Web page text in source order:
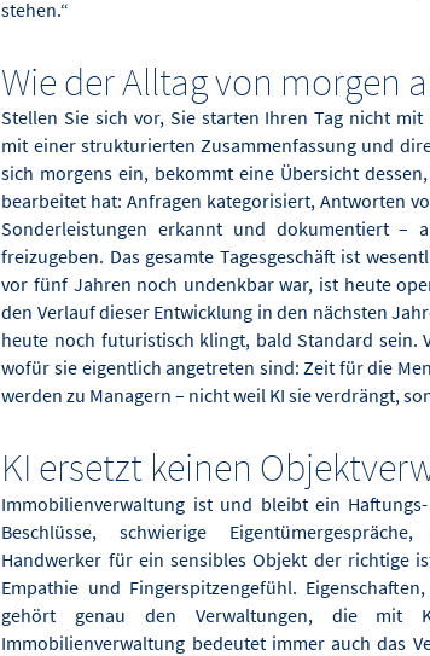
stehen.“
Wie der Alltag von morgen
Stellen Sie sich vor, Sie starten Ihren Tag nicht
mit einer strukturierten Zusammenfassung und
sich morgens ein, bekommt eine Übersicht
bearbeitet hat: Anfragen kategorisiert, Antworten
Sonderleistungen erkannt und dokumentiert –
freizugeben. Das gesamte Tagesgeschäft ist
vor fünf Jahren noch undenkbar war, ist heute
den Verlauf dieser Entwicklung in den nächsten
heute noch futuristisch klingt, bald Standard sein.
wofür sie eigentlich angetreten sind: Zeit für die
werden zu Managern – nicht weil KI sie verdrängt,
KI ersetzt keinen
Immobilienverwaltung ist und bleibt ein
Beschlüsse, schwierige
Handwerker für ein sensibles Objekt der richtige
Empathie und Fingerspitzengefühl.
gehört genau den Verwaltungen, die mit
Immobilienverwaltung bedeutet immer auch das